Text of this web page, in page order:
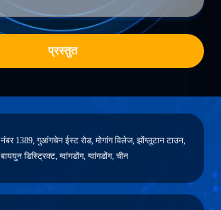
प्रस्तुत
नंबर 1389, गुआंगचेन ईस्ट रोड, मोगांग विलेज, झोंग्लूटान टाउन,
बाययुन डिस्ट्रिक्ट, ग्वांगडोंग, ग्वांगडोंग, चीन